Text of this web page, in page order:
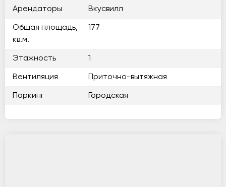
Арендаторы Вкусвилл
Общая площадь,
кв.м.
177
Этажность 1
Вентиляция Приточно-вытяжная
Паркинг Городская